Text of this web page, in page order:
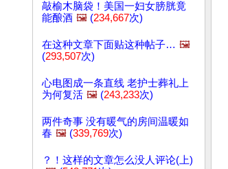
敲榆木脑袋！美国一妇女膀胱竟
能酿酒 🖼️ (234,667次)
在这种文章下面贴这种帖子… 🖼️
(293,507次)
心电图成一条直线 老护士葬礼上
为何复活 🖼️ (243,233次)
两件奇事 没有暖气的房间温暖如
春 🖼️ (339,769次)
？！这样的文章怎么没人评论(上)